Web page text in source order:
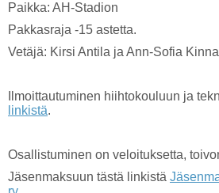
Paikka: AH-Stadion
Pakkasraja -15 astetta.
Vetäjä: Kirsi Antila ja Ann-Sofia
Ilmoittautuminen hiihtokouluun ja
linkistä.
Osallistuminen on veloituksetta,
Jäsenmaksuun tästä linkistä